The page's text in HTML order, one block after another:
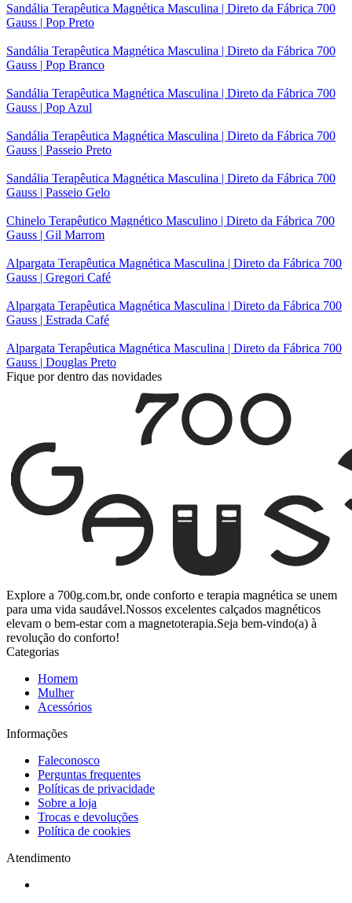
Sandália Terapêutica Magnética Masculina | Direto da Fábrica 700
Gauss | Pop Preto
Sandália Terapêutica Magnética Masculina | Direto da Fábrica 700
Gauss | Pop Branco
Sandália Terapêutica Magnética Masculina | Direto da Fábrica 700
Gauss | Pop Azul
Sandália Terapêutica Magnética Masculina | Direto da Fábrica 700
Gauss | Passeio Preto
Sandália Terapêutica Magnética Masculina | Direto da Fábrica 700
Gauss | Passeio Gelo
Chinelo Terapêutico Magnético Masculino | Direto da Fábrica 700
Gauss | Gil Marrom
Alpargata Terapêutica Magnética Masculina | Direto da Fábrica 700
Gauss | Gregori Café
Alpargata Terapêutica Magnética Masculina | Direto da Fábrica 700
Gauss | Estrada Café
Alpargata Terapêutica Magnética Masculina | Direto da Fábrica 700
Gauss | Douglas Preto
Fique por dentro das novidades
Explore a 700g.com.br, onde conforto e terapia magnética se unem
para uma vida saudável.Nossos excelentes calçados magnéticos
elevam o bem-estar com a magnetoterapia.Seja bem-vindo(a) à
revolução do conforto!
Categorias
Homem
Mulher
Acessórios
Informações
Faleconosco
Perguntas frequentes
Políticas de privacidade
Sobre a loja
Trocas e devoluções
Política de cookies
Atendimento